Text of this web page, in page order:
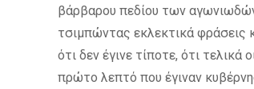
βάρβαρου πεδίου των
τσιμπώντας εκλεκτικά φράσεις
ότι δεν έγινε τίποτε, ότι
πρώτο λεπτό που έγιναν